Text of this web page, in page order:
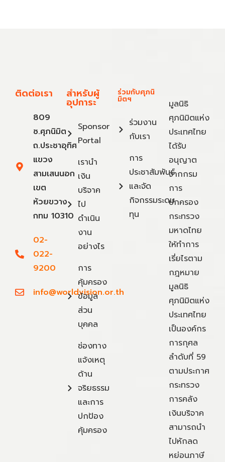
ติดต่อเรา
809
ซ.ศุภนิมิต
ถ.ประชาอุทิศ
แขวง
สามเสนนอก
เขต
ห้วยขวาง
กทม 10310
02-
022-
9200
info@worldvision.or.th
สำหรับผู้
อุปการะ
Sponsor
Portal
เรานำ
เงิน
บริจาค
ไป
ดำเนิน
งาน
อย่างไร
การ
คุ้มครอง
ข้อมูล
ส่วน
บุคคล
ช่องทาง
แจ้งเหตุ
ด้าน
จริยธรรม
และการ
ปกป้อง
คุ้มครอง
ร่วมกับศุภนิ
มิตฯ
ร่วมงาน
กับเรา
การ
ประชาสัมพันธ์
และจัด
กิจกรรมระดม
ทุน
มูลนิธิ
ศุภนิมิตแห่ง
ประเทศไทย
ได้รับ
อนุญาต
จากกรม
การ
ปกครอง
กระทรวง
มหาดไทย
ให้ทำการ
เรี่ยไรตาม
กฎหมาย
มูลนิธิ
ศุภนิมิตแห่ง
ประเทศไทย
เป็นองค์กร
การกุศล
ลำดับที่ 59
ตามประกาศ
กระทรวง
การคลัง
เงินบริจาค
สามารถนำ
ไปหักลด
หย่อนภาษี